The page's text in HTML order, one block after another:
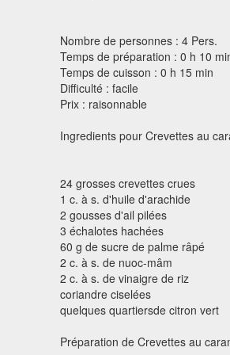
Nombre de personnes : 4 Pers.
Temps de préparation : 0 h 10
Temps de cuisson : 0 h 15 min
Difficulté : facile
Prix : raisonnable
Ingredients pour Crevettes au
24 grosses crevettes crues
1 c. à s. d'huile d'arachide
2 gousses d'ail pilées
3 échalotes hachées
60 g de sucre de palme râpé
2 c. à s. de nuoc-mâm
2 c. à s. de vinaigre de riz
coriandre ciselées
quelques quartiersde citron vert
Préparation de Crevettes au